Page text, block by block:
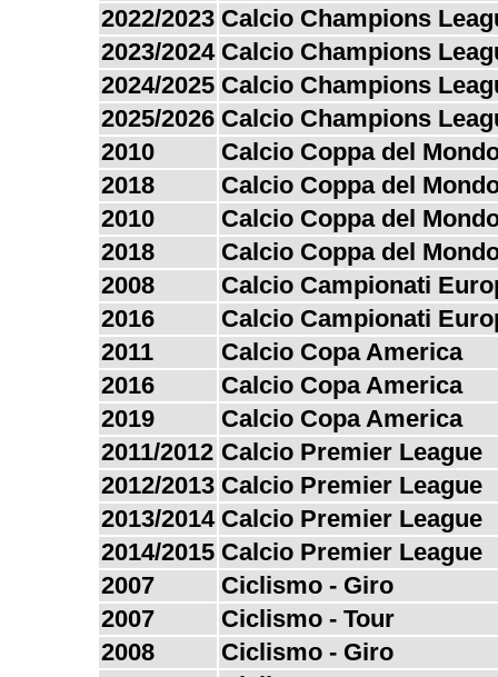
2022/2023 Calcio Champions
2023/2024 Calcio Champions
2024/2025 Calcio Champions
2025/2026 Calcio Champions
2010
Calcio Coppa del
2018
Calcio Coppa del
2010
Calcio Coppa del
2018
Calcio Coppa del
2008
Calcio Campionati
2016
Calcio Campionati
2011
Calcio Copa America
2016
Calcio Copa America
2019
Calcio Copa America
2011/2012 Calcio Premier League
2012/2013 Calcio Premier League
2013/2014 Calcio Premier League
2014/2015 Calcio Premier League
2007
Ciclismo - Giro
2007
Ciclismo - Tour
2008
Ciclismo - Giro